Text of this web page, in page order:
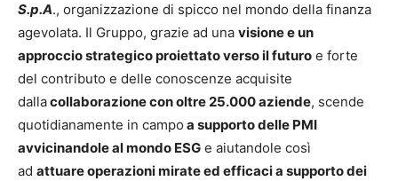
S.p.A., organizzazione di spicco nel mondo della finanza
agevolata. Il Gruppo, grazie ad una visione e un
approccio strategico proiettato verso il futuro e forte
del contributo e delle conoscenze acquisite
dallacollaborazione con oltre 25.000 aziende, scende
quotidianamente in campo a supporto delle PMI
avvicinandole al mondo ESG e aiutandole così
ad attuare operazioni mirate ed efficaci a supporto dei